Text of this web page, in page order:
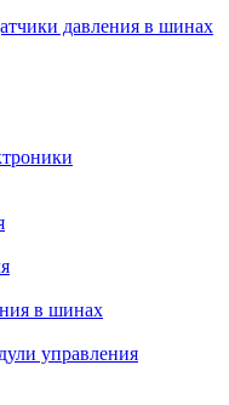
давления в шинах
в шинах
управления